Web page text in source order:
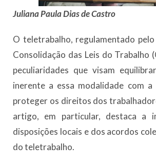
Juliana Paula Dias de Castro
O teletrabalho, regulamentado
Consolidação das Leis do Trabalho
peculiaridades que visam
inerente a essa modalidade com a
proteger os direitos dos
artigo, em particular, destaca a
disposições locais e dos acordos
do teletrabalho.